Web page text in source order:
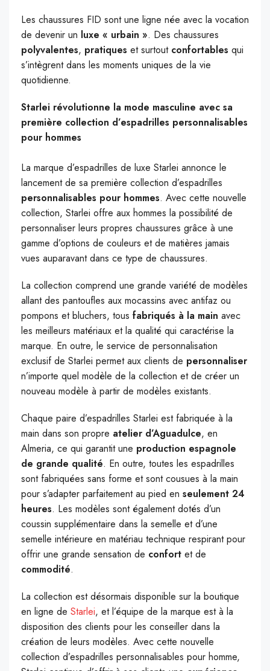
Les chaussures FID sont une ligne née avec la vocation
de devenir un luxe « urbain ». Des chaussures
polyvalentes, pratiques et surtout confortables qui
s’intègrent dans les moments uniques de la vie
quotidienne.
Starlei révolutionne la mode masculine avec sa
première collection d’espadrilles personnalisables
pour hommes
La marque d’espadrilles de luxe Starlei annonce le
lancement de sa première collection d’espadrilles
personnalisables pour hommes. Avec cette nouvelle
collection, Starlei offre aux hommes la possibilité de
personnaliser leurs propres chaussures grâce à une
gamme d’options de couleurs et de matières jamais
vues auparavant dans ce type de chaussures.
La collection comprend une grande variété de modèles
allant des pantoufles aux mocassins avec antifaz ou
pompons et bluchers, tous fabriqués à la main avec
les meilleurs matériaux et la qualité qui caractérise la
marque. En outre, le service de personnalisation
exclusif de Starlei permet aux clients de personnaliser
n’importe quel modèle de la collection et de créer un
nouveau modèle à partir de modèles existants.
Chaque paire d’espadrilles Starlei est fabriquée à la
main dans son propre atelier d’Aguadulce, en
Almeria, ce qui garantit une production espagnole
de grande qualité. En outre, toutes les espadrilles
sont fabriquées sans forme et sont cousues à la main
pour s’adapter parfaitement au pied en seulement 24
heures. Les modèles sont également dotés d’un
coussin supplémentaire dans la semelle et d’une
semelle intérieure en matériau technique respirant pour
offrir une grande sensation de confort et de
commodité.
La collection est désormais disponible sur la boutique
en ligne de Starlei, et l’équipe de la marque est à la
disposition des clients pour les conseiller dans la
création de leurs modèles. Avec cette nouvelle
collection d’espadrilles personnalisables pour homme,